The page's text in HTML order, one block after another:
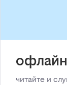
читайте и